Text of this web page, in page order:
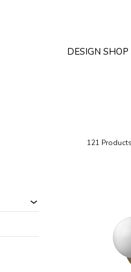
DESIGN SHOP
121 Products